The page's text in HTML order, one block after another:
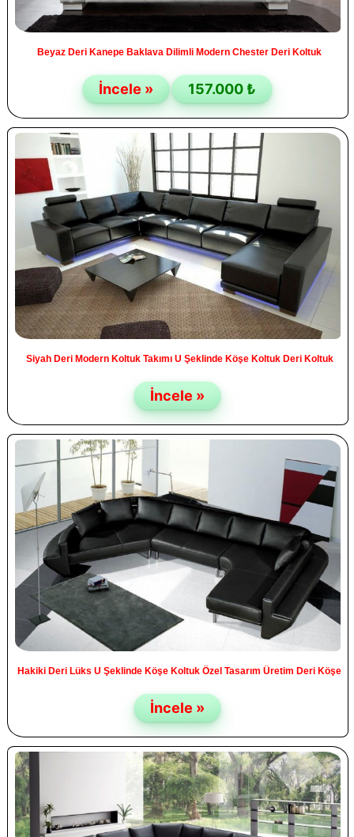
Beyaz Deri Kanepe Baklava Dilimli Modern Chester Deri Koltuk
İncele » 157.000 ₺
Siyah Deri Modern Koltuk Takımı U Şeklinde Köşe Koltuk Deri Koltuk
İncele »
Hakiki Deri Lüks U Şeklinde Köşe Koltuk Özel Tasarım Üretim Deri Köşe
İncele »